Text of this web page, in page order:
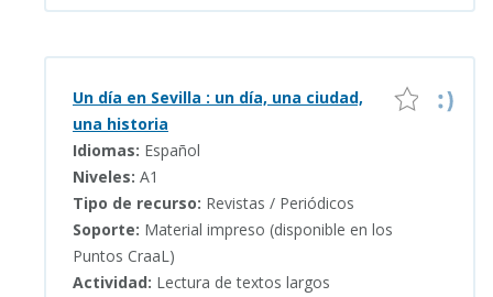
Un día en Sevilla : un día, una ciudad,
una historia
Idiomas: Español
Niveles: A1
Tipo de recurso: Revistas / Periódicos
Soporte: Material impreso (disponible en los
Puntos CraaL)
Actividad: Lectura de textos largos